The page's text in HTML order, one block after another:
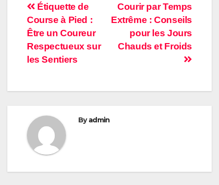
Post
navigation
Courir par Temps
Extrême : Conseils
pour les Jours
Chauds et Froids
Étiquette de
Course à Pied :
Être un Coureur
Respectueux sur
les Sentiers
Byadmin